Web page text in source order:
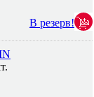
В резерв!